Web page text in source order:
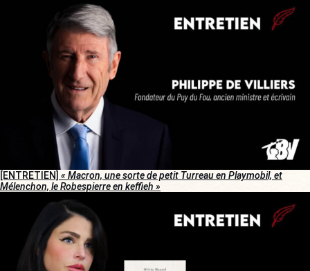
[ENTRETIEN] « Macron, une sorte de petit Turreau en Playmobil, et
Mélenchon, le Robespierre en keffieh »